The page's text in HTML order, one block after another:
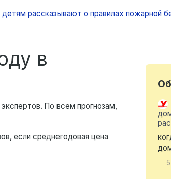
безопасности 23 часа назад
в
По всем прогнозам,
если среднегодовая цена